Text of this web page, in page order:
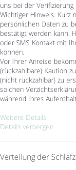
uns bei der
Wichtiger Hinweis: Kurz
persönlichen Daten zu
bestätigt werden kann.
oder SMS Kontakt mit
können.
Vor Ihrer Anreise
(rückzahlbare) Kaution
(nicht rückzahlbar) zu
solchen
während Ihres
Weitere Details
Details verbergen
Verteilung der